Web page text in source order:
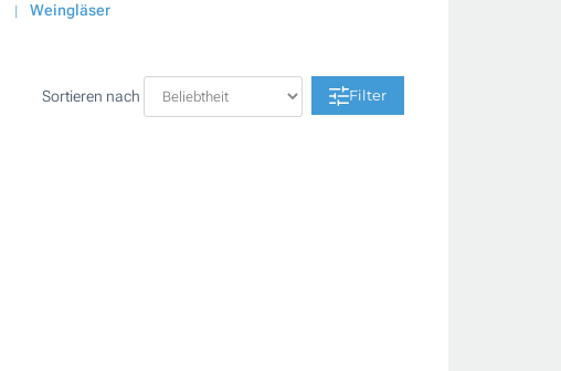
Weingläser
Sortieren nach Filter